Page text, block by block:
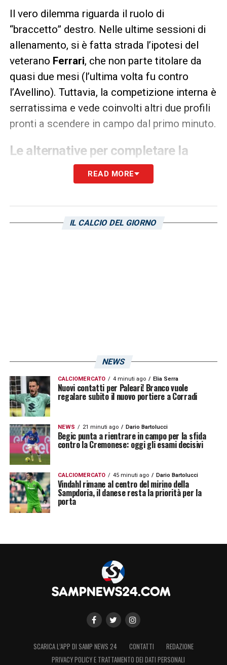
Il vero dilemma riguarda il ruolo di
“braccetto” destro. Nelle ultime sessioni di
allenamento, si è fatta strada l’ipotesi del
veterano Ferrari, che non parte titolare da
quasi due mesi (l’ultima volta fu contro
l’Avellino). Tuttavia, la competizione interna è
serratissima e vede coinvolti altri due profili
pronti a scendere in campo dal primo minuto.
Le alternative per completare la
difesa di domani
opzioni legate aPalma, apparso però non al
top della condizione nell’ultima sfida contro il
LA PLAYLIST DELLE NOSTRE TOP NEWS
READ MORE
IL CALCIO DEL GIORNO
NEWS
CALCIOMERCATO 4 minuti ago Elia Serra
Nuovi contatti per Paleari! Branco vuole
regalare subito il nuovo portiere a Corradi
NEWS 21 minuti ago Dario Bartolucci
Begic punta a rientrare in campo per la sfida
contro la Cremonese: oggi gli esami decisivi
CALCIOMERCATO 45 minuti ago Dario Bartolucci
Vindahl rimane al centro del mirino della
Sampdoria, il danese resta la priorità per la
porta
SCARICA L’APP DI SAMP NEWS 24 CONTATTI
REDAZIONE
PRIVACY POLICY E TRATTAMENTO DEI DATI PERSONALI